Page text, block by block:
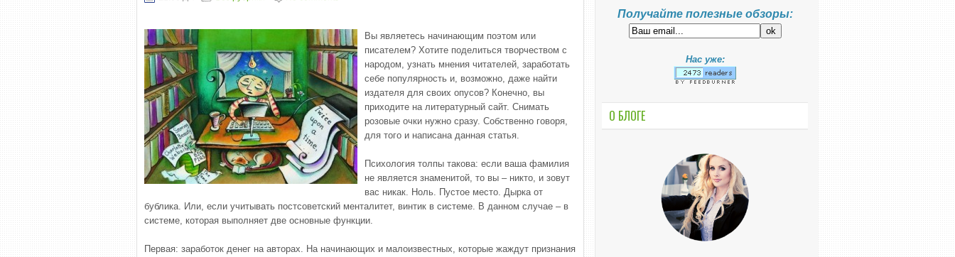
Вы являетесь начинающим поэтом или
писателем? Хотите поделиться творчеством с
народом, узнать мнения читателей, заработать
себе популярность и, возможно, даже найти
издателя для своих опусов? Конечно, вы
приходите на литературный сайт. Снимать
розовые очки нужно сразу. Собственно говоря,
для того и написана данная статья.
Психология толпы такова: если ваша фамилия
не является знаменитой, то вы – никто, и зовут
вас никак. Ноль. Пустое место. Дырка от
бублика. Или, если учитывать постсоветский менталитет, винтик в системе. В данном случае – в
системе, которая выполняет две основные функции.
Первая: заработок денег на авторах. На начинающих и малоизвестных, которые жаждут признания
Получайте полезные обзоры:
Нас уже:
О БЛОГЕ